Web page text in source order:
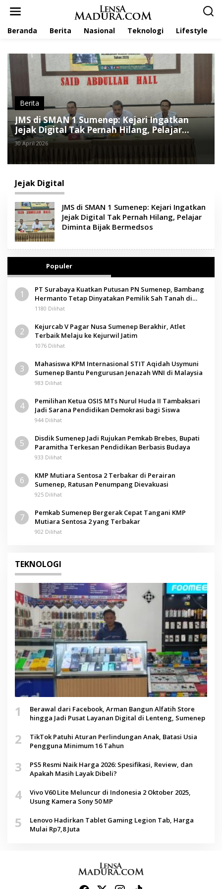
Beranda Berita Nasional Teknologi Lifestyle
Berita
JMS di SMAN 1 Sumenep: Kejari Ingatkan
Jejak Digital Tak Pernah Hilang, Pelajar
Diminta Bijak Bermedsos
30 April 2026
Jejak Digital
JMS di SMAN 1 Sumenep: Kejari Ingatkan
Jejak Digital Tak Pernah Hilang, Pelajar
Diminta Bijak Bermedsos
Populer
1
PT Surabaya Kuatkan Putusan PN Sumenep, Bambang
Hermanto Tetap Dinyatakan Pemilik Sah Tanah di
Pamolokan
1180 Dilihat
2
Kejurcab V Pagar Nusa Sumenep Berakhir, Atlet
Terbaik Melaju ke Kejurwil Jatim
1076 Dilihat
3
Mahasiswa KPM Internasional STIT Aqidah Usymuni
Sumenep Bantu Pengurusan Jenazah WNI di Malaysia
983 Dilihat
4
Pemilihan Ketua OSIS MTs Nurul Huda II Tambaksari
Jadi Sarana Pendidikan Demokrasi bagi Siswa
944 Dilihat
5
Disdik Sumenep Jadi Rujukan Pemkab Brebes, Bupati
Paramitha Terkesan Pendidikan Berbasis Budaya
933 Dilihat
6
KMP Mutiara Sentosa 2 Terbakar di Perairan
Sumenep, Ratusan Penumpang Dievakuasi
925 Dilihat
7
Pemkab Sumenep Bergerak Cepat Tangani KMP
Mutiara Sentosa 2 yang Terbakar
902 Dilihat
TEKNOLOGI
1
Berawal dari Facebook, Arman Bangun Alfatih Store
hingga Jadi Pusat Layanan Digital di Lenteng, Sumenep
2
TikTok Patuhi Aturan Perlindungan Anak, Batasi Usia
Pengguna Minimum 16 Tahun
3
PS5 Resmi Naik Harga 2026: Spesifikasi, Review, dan
Apakah Masih Layak Dibeli?
4
Vivo V60 Lite Meluncur di Indonesia 2 Oktober 2025,
Usung Kamera Sony 50 MP
5
Lenovo Hadirkan Tablet Gaming Legion Tab, Harga
Mulai Rp7,8 Juta